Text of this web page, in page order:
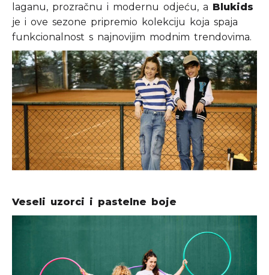
laganu, prozračnu i modernu odjeću, a Blukids
je i ove sezone pripremio kolekciju koja spaja
funkcionalnost s najnovijim modnim trendovima.
Veseli uzorci i pastelne boje